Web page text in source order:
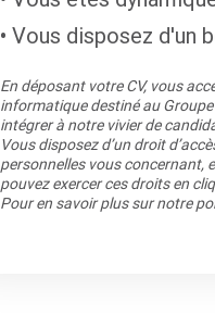
Vous disposez d'un
En déposant votre CV, vous
informatique destiné au
intégrer à notre vivier de
Vous disposez d’un droit
personnelles vous concernant,
pouvez exercer ces droits en
Pour en savoir plus sur notre